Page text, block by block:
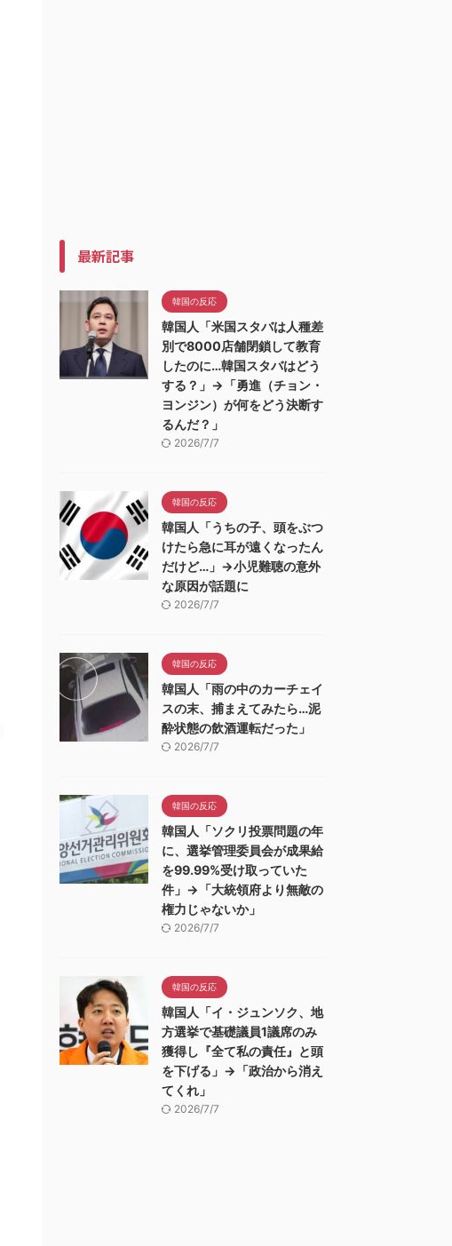
最新記事
韓国の反応
韓国人「米国スタバは人種差
別で8000店舗閉鎖して教育
したのに…韓国スタバはどう
する？」→「勇進（チョン・
ヨンジン）が何をどう決断す
るんだ？」
2026/7/7
韓国の反応
韓国人「うちの子、頭をぶつ
けたら急に耳が遠くなったん
だけど…」→小児難聴の意外
な原因が話題に
2026/7/7
韓国の反応
韓国人「雨の中のカーチェイ
スの末、捕まえてみたら…泥
酔状態の飲酒運転だった」
2026/7/7
韓国の反応
韓国人「ソクリ投票問題の年
に、選挙管理委員会が成果給
を99.99%受け取っていた
件」→「大統領府より無敵の
権力じゃないか」
2026/7/7
韓国の反応
韓国人「イ・ジュンソク、地
方選挙で基礎議員1議席のみ
獲得し『全て私の責任』と頭
を下げる」→「政治から消え
てくれ」
2026/7/7